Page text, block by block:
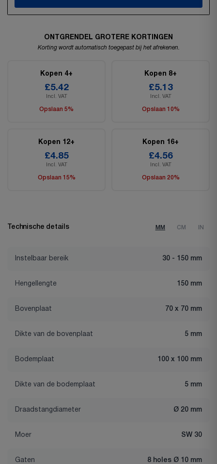
ONTGRENDEL GROTERE KORTINGEN
Korting wordt automatisch toegepast bij het afrekenen.
Kopen 4+
£5.42
Incl. VAT
Opslaan 5%
Kopen 8+
£5.13
Incl. VAT
Opslaan 10%
Kopen 12+
£4.85
Incl. VAT
Opslaan 15%
Kopen 16+
£4.56
Incl. VAT
Opslaan 20%
Technische details MM CM IN
Instelbaar bereik 30 - 150 mm
Hengellengte 150 mm
Bovenplaat 70 x 70 mm
Dikte van de bovenplaat 5 mm
Bodemplaat 100 x 100 mm
Dikte van de bodemplaat 5 mm
Draadstangdiameter Ø 20 mm
Moer SW 30
Gaten 8 holes Ø 10 mm